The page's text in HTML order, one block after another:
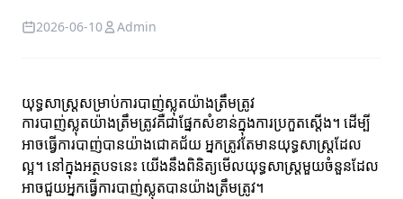
2026-06-10 Admin
យុទ្ធសាស្ត្រសម្រាប់ការបាញ់ស្លុតយ៉ាងត្រឹមត្រូវ
ការបាញ់ស្លុតយ៉ាងត្រឹមត្រូវគឺជាផ្នែកសំខាន់ក្នុងការប្រកួតស្ដើង។ ដើម្បី
អាចធ្វើការបាញ់បានយ៉ាងជោគជ័យ អ្នកត្រូវតែមានយុទ្ធសាស្ត្រដែល
ល្អ។ នៅក្នុងអត្ថបទនេះ យើងនឹងពិនិត្យមើលយុទ្ធសាស្ត្រមួយចំនួនដែល
អាចជួយអ្នកធ្វើការបាញ់ស្លុតបានយ៉ាងត្រឹមត្រូវ។